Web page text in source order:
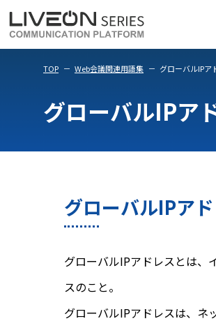
TOP Web会議関連用語集 グローバルIPア
グローバルIPア
グローバルIPア
グローバルIPアドレスとは、
スのこと。
グローバルIPアドレスは、ネ